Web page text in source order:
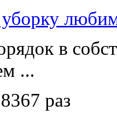
уборку
в
...
8367 раз